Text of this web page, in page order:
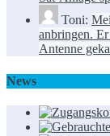
Toni:
anbringen.
Antenne
News